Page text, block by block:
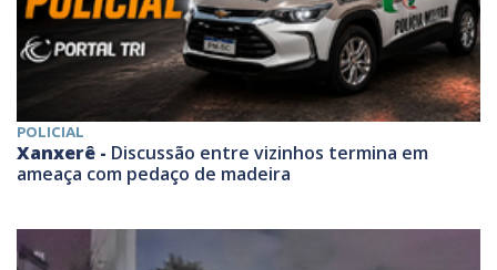
POLICIAL
Xanxerê - Discussão entre vizinhos termina em
ameaça com pedaço de madeira